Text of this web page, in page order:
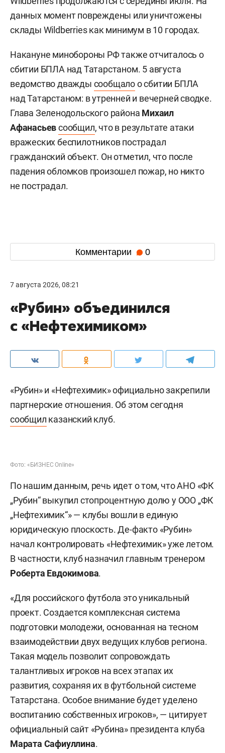
данных момент повреждены или уничтожены
склады Wildberries как минимум в 10 городах.
Накануне минобороны РФ также отчиталось о
сбитии БПЛА над Татарстаном. 5 августа
ведомство дважды сообщалоо сбитии БПЛА
над Татарстаном: в утренней и вечерней сводке.
Глава Зеленодольского района Михаил
Афанасьевсообщил, что в результате атаки
вражеских беспилотников пострадал
гражданский объект. Он отметил, что после
падения обломков произошел пожар, но никто
не пострадал.
Комментарии 0
7 августа 2026, 08:21
«Рубин» объединился
с «Нефтехимиком»
«Рубин» и «Нефтехимик» официально закрепили
партнерские отношения. Об этом сегодня
сообщил казанский клуб.
Фото: «БИЗНЕС Online»
По нашим данным, речь идет о том, что АНО «ФК
„Рубин“ выкупил стопроцентную долю у ООО „ФК
„Нефтехимик“» — клубы вошли в единую
юридическую плоскость. Де-факто «Рубин»
начал контролировать «Нефтехимик» уже летом.
В частности, клуб назначил главным тренером
Роберта Евдокимова.
«Для российского футбола это уникальный
проект. Создается комплексная система
подготовки молодежи, основанная на тесном
взаимодействии двух ведущих клубов региона.
Такая модель позволит сопровождать
талантливых игроков на всех этапах их
развития, сохраняя их в футбольной системе
Татарстана. Особое внимание будет уделено
воспитанию собственных игроков», — цитирует
официальный сайт «Рубина» президента клуба
Марата Сафиуллина.